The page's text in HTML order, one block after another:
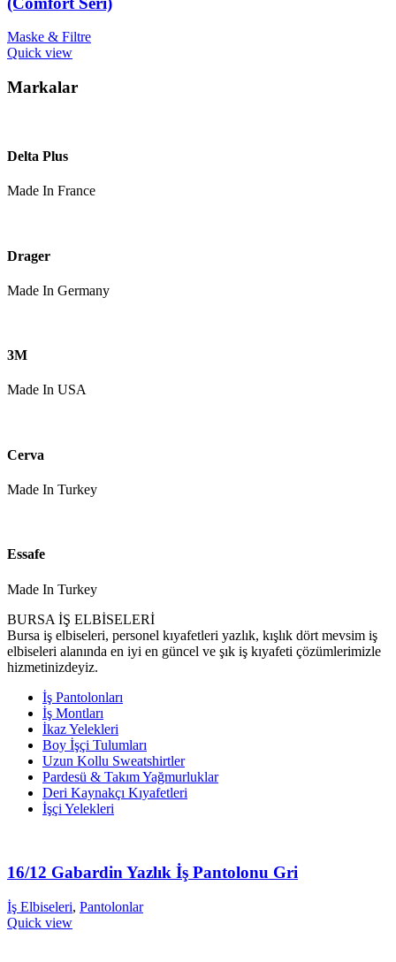
Maske & Filtre
Quick view
Markalar
Delta Plus
Made In France
Drager
Made In Germany
3M
Made In USA
Cerva
Made In Turkey
Essafe
Made In Turkey
BURSA İŞ ELBİSELERİ
Bursa iş elbiseleri, personel kıyafetleri yazlık, kışlık dört mevsim iş
elbiseleri alanında en iyi en güncel ve şık iş kıyafeti çözümlerimizle
hizmetinizdeyiz.
İş Pantolonları
İş Montları
İkaz Yelekleri
Boy İşçi Tulumları
Uzun Kollu Sweatshirtler
Pardesü & Takım Yağmurluklar
Deri Kaynakçı Kıyafetleri
İşçi Yelekleri
16/12 Gabardin Yazlık İş Pantolonu Gri
İş Elbiseleri, Pantolonlar
Quick view